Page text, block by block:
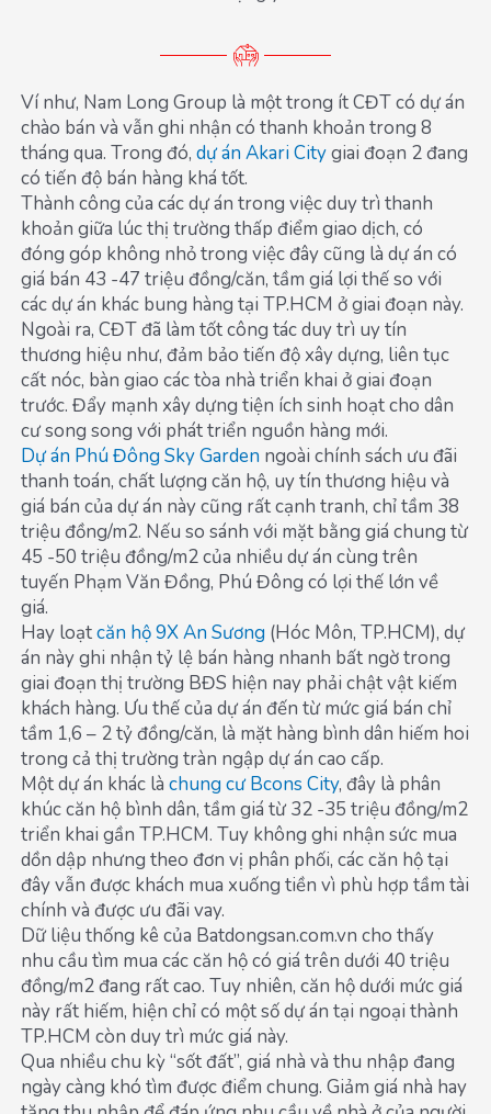
Ví như, Nam Long Group là một trong ít CĐT có dự án
chào bán và vẫn ghi nhận có thanh khoản trong 8
tháng qua. Trong đó,dự án Akari Citygiai đoạn 2 đang
có tiến độ bán hàng khá tốt.
Thành công của các dự án trong việc duy trì thanh
khoản giữa lúc thị trường thấp điểm giao dịch, có
đóng góp không nhỏ trong việc đây cũng là dự án có
giá bán 43 -47 triệu đồng/căn, tầm giá lợi thế so với
các dự án khác bung hàng tại TP.HCM ở giai đoạn này.
Ngoài ra, CĐT đã làm tốt công tác duy trì uy tín
thương hiệu như, đảm bảo tiến độ xây dựng, liên tục
cất nóc, bàn giao các tòa nhà triển khai ở giai đoạn
trước. Đẩy mạnh xây dựng tiện ích sinh hoạt cho dân
cư song song với phát triển nguồn hàng mới.
Dự án Phú Đông Sky Garden ngoài chính sách ưu đãi
thanh toán, chất lượng căn hộ, uy tín thương hiệu và
giá bán của dự án này cũng rất cạnh tranh, chỉ tầm 38
triệu đồng/m2. Nếu so sánh với mặt bằng giá chung từ
45 -50 triệu đồng/m2 của nhiều dự án cùng trên
tuyến Phạm Văn Đồng, Phú Đông có lợi thế lớn về
giá.
Hay loạtcăn hộ 9X An Sương (Hóc Môn, TP.HCM), dự
án này ghi nhận tỷ lệ bán hàng nhanh bất ngờ trong
giai đoạn thị trường BĐS hiện nay phải chật vật kiếm
khách hàng. Ưu thế của dự án đến từ mức giá bán chỉ
tầm 1,6 – 2 tỷ đồng/căn, là mặt hàng bình dân hiếm hoi
trong cả thị trường tràn ngập dự án cao cấp.
Một dự án khác làchung cư Bcons City, đây là phân
khúc căn hộ bình dân, tầm giá từ 32 -35 triệu đồng/m2
triển khai gần TP.HCM. Tuy không ghi nhận sức mua
dồn dập nhưng theo đơn vị phân phối, các căn hộ tại
đây vẫn được khách mua xuống tiền vì phù hợp tầm tài
chính và được ưu đãi vay.
Dữ liệu thống kê của Batdongsan.com.vn cho thấy
nhu cầu tìm mua các căn hộ có giá trên dưới 40 triệu
đồng/m2 đang rất cao. Tuy nhiên, căn hộ dưới mức giá
này rất hiếm, hiện chỉ có một số dự án tại ngoại thành
TP.HCM còn duy trì mức giá này.
Qua nhiều chu kỳ “sốt đất”, giá nhà và thu nhập đang
ngày càng khó tìm được điểm chung. Giảm giá nhà hay